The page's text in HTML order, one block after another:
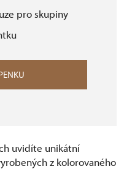
pro skupiny
uvidíte unikátní
z kolorovaného